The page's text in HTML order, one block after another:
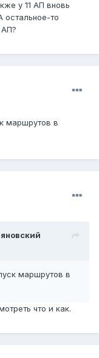
у 11 АП вновь
остальное-то
АП?
маршрутов в
маршрутов в
что и как.